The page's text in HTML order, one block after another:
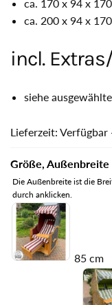
ca. 170 x 94 x
ca. 200 x 94 x
incl.
siehe
Lieferzeit:
Größe, Außenbreite
Die Außenbreite ist die
durch anklicken.
85 cm